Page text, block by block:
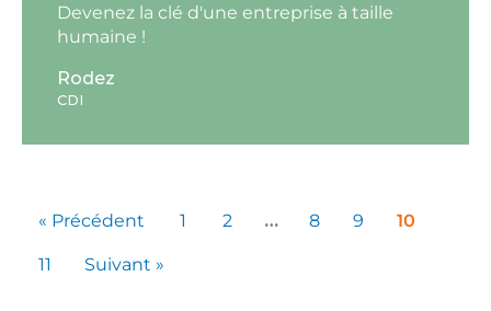
Devenez la clé d'une entreprise à taille
humaine !
Rodez
CDI
« Précédent 1 2 … 8 9 10
11 Suivant »